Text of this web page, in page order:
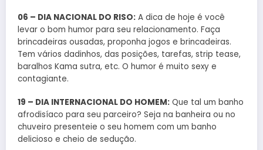
06 – DIA NACIONAL DO RISO: A dica de hoje é você
levar o bom humor para seu relacionamento. Faça
brincadeiras ousadas, proponha jogos e brincadeiras.
Tem vários dadinhos, das posições, tarefas, strip tease,
baralhos Kama sutra, etc. O humor é muito sexy e
contagiante.
19 – DIA INTERNACIONAL DO HOMEM: Que tal um banho
afrodisíaco para seu parceiro? Seja na banheira ou no
chuveiro presenteie o seu homem com um banho
delicioso e cheio de sedução.